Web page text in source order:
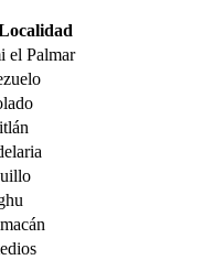
el Palmar